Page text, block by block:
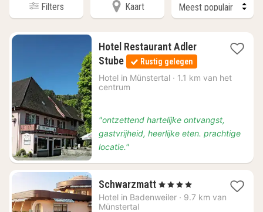
Filters Kaart
Hotel Restaurant Adler
Stube1
nacht
vanaf
€
Rustig gelegen
Hotel in Münstertal · 1.1 km van het
centrum
"ontzettend hartelijke ontvangst,
gastvrijheid, heerlijke eten. prachtige
locatie."
Schwarzmatt1
nacht
, 4 Sterren
Hotel in Badenweiler · 9.7 km van
Münstertal